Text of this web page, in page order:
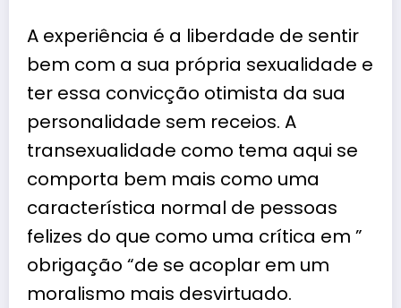
A experiência é a liberdade de sentir
bem com a sua própria sexualidade e
ter essa convicção otimista da sua
personalidade sem receios. A
transexualidade como tema aqui se
comporta bem mais como uma
característica normal de pessoas
felizes do que como uma crítica em ”
obrigação “de se acoplar em um
moralismo mais desvirtuado.